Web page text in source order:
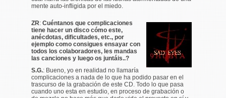
mente auto-infligida por el miedo.
ZR: Cuéntanos que complicaciones
tiene hacer un disco cómo este,
anécdotas, dificultades, etc., por
ejemplo como consigues ensayar con
todos los colaboradores, les mandas
las canciones y luego os juntáis..?
S.G.: Bueno, yo en realidad no llamaría
complicaciones a nada de lo que ha podido pasar en el
trascurso de la grabación de este CD. Todo lo que pasa
cuando uno esta en estudio, en proceso de grabación o